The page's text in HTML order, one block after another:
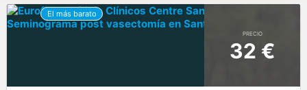
PRECIO
32 €